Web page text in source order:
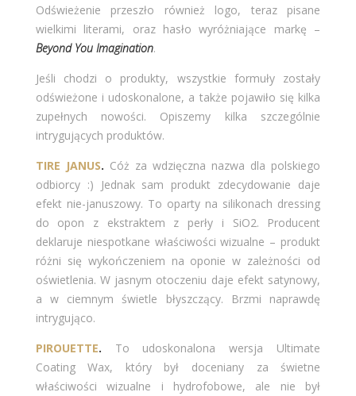
Odświeżenie przeszło również logo, teraz pisane
wielkimi literami, oraz hasło wyróżniające markę –
Beyond You Imagination.
Jeśli chodzi o produkty, wszystkie formuły zostały
odświeżone i udoskonalone, a także pojawiło się kilka
zupełnych nowości. Opiszemy kilka szczególnie
intrygujących produktów.
TIRE JANUS. Cóż za wdzięczna nazwa dla polskiego
odbiorcy :) Jednak sam produkt zdecydowanie daje
efekt nie-januszowy. To oparty na silikonach dressing
do opon z ekstraktem z perły i SiO2. Producent
deklaruje niespotkane właściwości wizualne – produkt
różni się wykończeniem na oponie w zależności od
oświetlenia. W jasnym otoczeniu daje efekt satynowy,
a w ciemnym świetle błyszczący. Brzmi naprawdę
intrygująco.
PIROUETTE. To udoskonalona wersja Ultimate
Coating Wax, który był doceniany za świetne
właściwości wizualne i hydrofobowe, ale nie był